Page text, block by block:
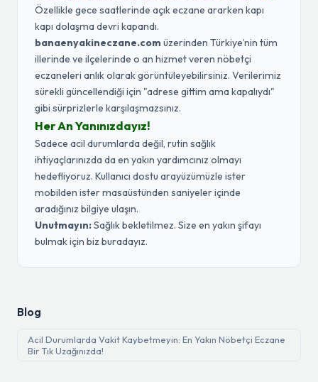
Özellikle gece saatlerinde açık eczane ararken kapı
kapı dolaşma devri kapandı.
banaenyakineczane.com üzerinden Türkiye’nin tüm
illerinde ve ilçelerinde o an hizmet veren nöbetçi
eczaneleri anlık olarak görüntüleyebilirsiniz. Verilerimiz
sürekli güncellendiği için "adrese gittim ama kapalıydı"
gibi sürprizlerle karşılaşmazsınız.
Her An Yanınızdayız!
Sadece acil durumlarda değil, rutin sağlık
ihtiyaçlarınızda da en yakın yardımcınız olmayı
hedefliyoruz. Kullanıcı dostu arayüzümüzle ister
mobilden ister masaüstünden saniyeler içinde
aradığınız bilgiye ulaşın.
Unutmayın:Sağlık bekletilmez. Size en yakın şifayı
bulmak için biz buradayız.
Blog
Acil Durumlarda Vakit Kaybetmeyin: En Yakın Nöbetçi Eczane
Bir Tık Uzağınızda!